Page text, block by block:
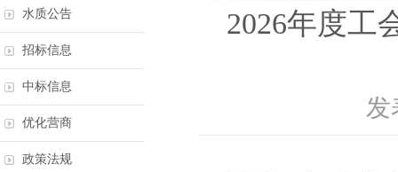
水质公告
招标信息
中标信息
优化营商
政策法规
2026年度工
发